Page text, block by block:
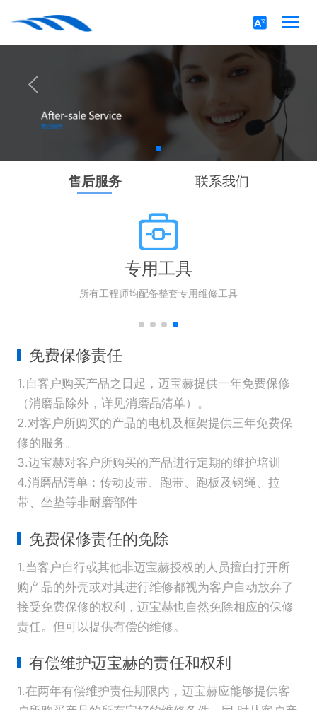
售后服务 联系我们
专用工具
所有工程师均配备整套专用维修工具
免费保修责任
1.自客户购买产品之日起，迈宝赫提供一年免费保修
（消磨品除外，详见消磨品清单）。
2.对客户所购买的产品的电机及框架提供三年免费保
修的服务。
3.迈宝赫对客户所购买的产品进行定期的维护培训
4.消磨品清单：传动皮带、跑带、跑板及钢绳、拉
带、坐垫等非耐磨部件
免费保修责任的免除
1.当客户自行或其他非迈宝赫授权的人员擅自打开所
购产品的外壳或对其进行维修都视为客户自动放弃了
接受免费保修的权利，迈宝赫也自然免除相应的保修
责任。但可以提供有偿的维修。
有偿维护迈宝赫的责任和权利
1.在两年有偿维护责任期限内，迈宝赫应能够提供客